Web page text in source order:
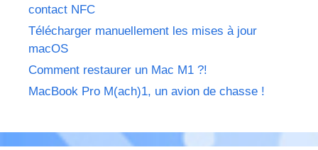
contact NFC
Télécharger manuellement les mises à jour
macOS
Comment restaurer un Mac M1 ?!
MacBook Pro M(ach)1, un avion de chasse !